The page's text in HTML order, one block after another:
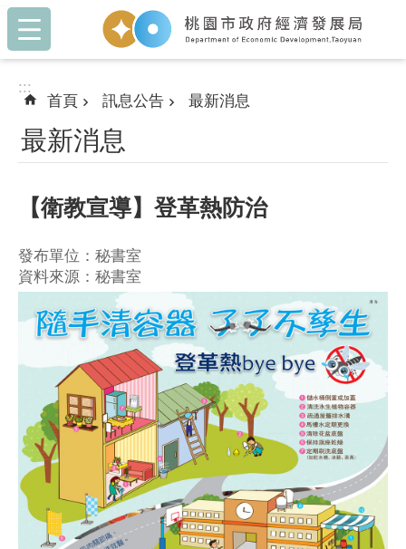
跳到主要內容區塊
:::
:::
首頁 訊息公告 最新消息
最新消息
【衛教宣導】登革熱防治
發布單位：秘書室
資料來源：秘書室